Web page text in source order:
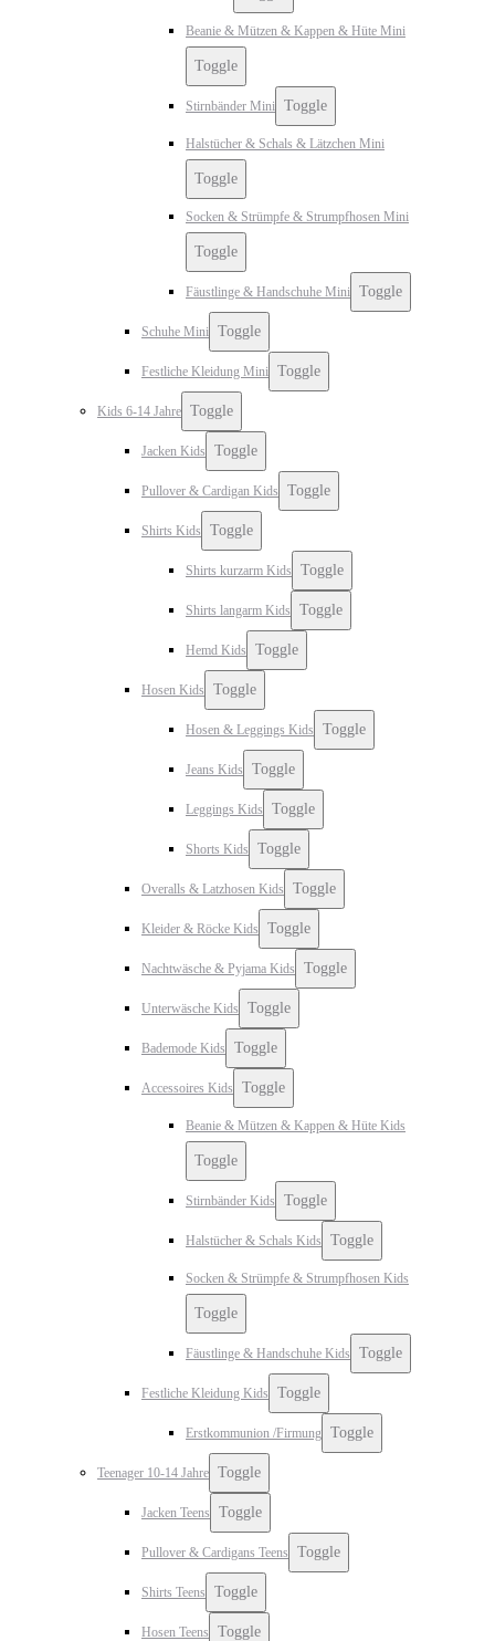
Beanie & Mützen & Kappen & Hüte Mini
Toggle
Stirnbänder Mini Toggle
Halstücher & Schals & Lätzchen Mini
Toggle
Socken & Strümpfe & Strumpfhosen Mini
Toggle
Fäustlinge & Handschuhe Mini Toggle
Schuhe Mini Toggle
Festliche Kleidung Mini Toggle
Kids 6-14 Jahre Toggle
Jacken Kids Toggle
Pullover & Cardigan Kids Toggle
Shirts Kids Toggle
Shirts kurzarm Kids Toggle
Shirts langarm Kids Toggle
Hemd Kids Toggle
Hosen Kids Toggle
Hosen & Leggings Kids Toggle
Jeans Kids Toggle
Leggings Kids Toggle
Shorts Kids Toggle
Overalls & Latzhosen Kids Toggle
Kleider & Röcke Kids Toggle
Nachtwäsche & Pyjama Kids Toggle
Unterwäsche Kids Toggle
Bademode Kids Toggle
Accessoires Kids Toggle
Beanie & Mützen & Kappen & Hüte Kids
Toggle
Stirnbänder Kids Toggle
Halstücher & Schals Kids Toggle
Socken & Strümpfe & Strumpfhosen Kids
Toggle
Fäustlinge & Handschuhe Kids Toggle
Festliche Kleidung Kids Toggle
Erstkommunion /Firmung Toggle
Teenager 10-14 Jahre Toggle
Jacken Teens Toggle
Pullover & Cardigans Teens Toggle
Shirts Teens Toggle
Hosen Teens Toggle